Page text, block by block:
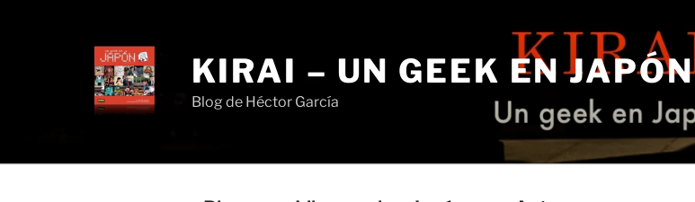
KIRAI – UN GEEK EN JAPÓN
Blog de Héctor García